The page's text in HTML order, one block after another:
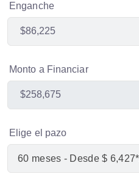
Enganche
Monto a Financiar
Elige el pazo